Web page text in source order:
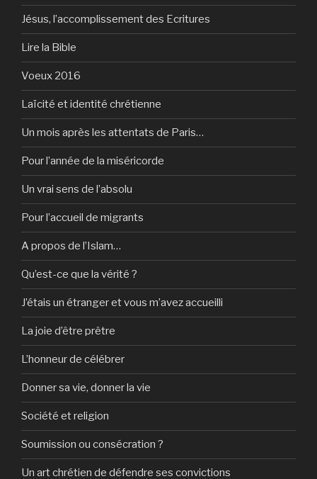
Jésus, l’accomplissement des Ecritures
Lire la Bible
Voeux 2016
Laïcité et identité chrétienne
Un mois après les attentats de Paris…
Pour l’année de la miséricorde
Un vrai sens de l’absolu
Pour l’accueil de migrants
A propos de l’Islam…
Qu’est-ce que la vérité ?
J’étais un étranger et vous m’avez accueilli
La joie d’être prêtre
L’honneur de célébrer
Donner sa vie, donner la vie
Société et religion
Soumission ou consécration ?
Un art chrétien de défendre ses convictions